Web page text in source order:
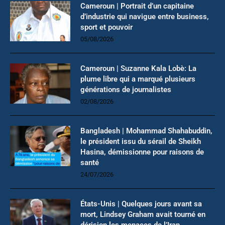
Cameroun | Portrait d’un capitaine
d’industrie qui navigue entre business,
sport et pouvoir
05/08/2026
Cameroun | Suzanne Kala Lobè: La
plume libre qui a marqué plusieurs
générations de journalistes
02/08/2026
Bangladesh | Mohammad Shahabuddin,
le président issu du sérail de Sheikh
Hasina, démissionne pour raisons de
santé
24/07/2026
États-Unis | Quelques jours avant sa
mort, Lindsey Graham avait tourné en